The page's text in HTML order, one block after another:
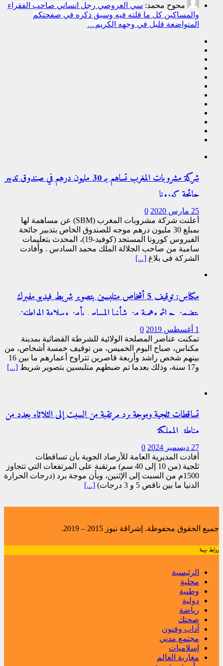
محوح محمد: سي العروصي رجل انساني صاحب الفقراء
والمساكين كل ما قلته فيه وسبق ذكره في صفحتكم
المتواضعة قليل في وجهه الكريم…
شركة مشروبات المغرب تساهم بـ 30 مليون درهم في صندوق تدبير
جائحة كورونا
25 مارس 2020
0
أعلنت شركة مشروبات المغرب (SBM) عن مساهمة لها
بمبلغ 30 مليون درهم موجه للصندوق الخاص بتدبير جائحة
الفيروس كورونا المستجد (كوفيد-19)، المحدث بتعليمات
سامية من صاحب الجلالة الملك محمد السادس . وأفادت
الشركة في بلاغ [...]
مكناس: توقيف 5 أشخاص متلبسين بتصوير شريط فيديو مفبرك
يتضمن جرائم وهمية من شأنها المساس بأمن وسلامة المواطنين
1 أغسطس 2019
0
تمكنت عناصر المصلحة الولائية للشرطة القضائية بمدينة
مكناس، صباح اليوم الخميس، من توقيف خمسة أشخاص، من
بينهم شخص راشد وأربعة قاصرين تتراوح أعمارهم ما بين 16
و17 سنة، وذلك بعدما تم ضبطهم متلبسين بتصوير شريط
[...]
تساقطات ثلجية وموجة برد مرتقبة من السبت إلى الثلاثاء بعدد من
مناطق المملكة
27 ديسمبر 2024
0
أفادت المديرية العامة للأرصاد الجوية بأن تساقطات
ثلجية (من 10 إلى 40 سم) مرتقبة على المرتفعات التي تتجاوز
1500م من السبت إلى الإثنين، وبأن موجة برد (درجات الحرارة
الدنيا ما بين ناقص 5 و 3 درجات)
[...]
جميع الحقوق محفوظة. إشراقة نيوز 2015 – 2019.
روابط مهمة
الرئيسية
محلية
وطنية
دولية
رياضة
صحتك
آداب وفنون
مجتمع مدني
إسلاميات
مغاربة العالم